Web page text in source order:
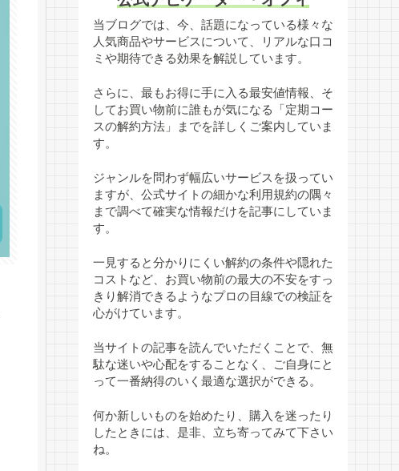
当ブログでは、今、話題になっている様々な
人気商品やサービスについて、リアルな口コ
ミや期待できる効果を解説しています。
さらに、最もお得に手に入る最安値情報、そ
してお買い物前に誰もが気になる「定期コー
スの解約方法」までを詳しくご案内していま
す。
ジャンルを問わず幅広いサービスを扱ってい
ますが、公式サイトの細かな利用規約の隅々
まで調べて確実な情報だけを記事にしていま
す。
一見すると分かりにくい解約の条件や隠れた
コストなど、お買い物前の最大の不安をすっ
きり解消できるようなプロの目線での検証を
心がけています。
当サイトの記事を読んでいただくことで、無
駄な迷いや心配をすることなく、ご自身にと
って一番納得のいく最適な選択ができる。
何か新しいものを始めたり、購入を迷ったり
したときには、是非、立ち寄ってみて下さい
ね。